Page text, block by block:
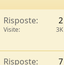
Risposte 2
Visite 3K
Risposte 7